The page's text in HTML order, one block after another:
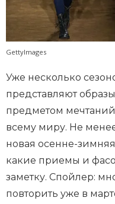
GettyImages
Уже несколько
представляют
предметом
всему миру. Не
новая осенне-
какие приемы и
заметку. Спойлер:
повторить уже в